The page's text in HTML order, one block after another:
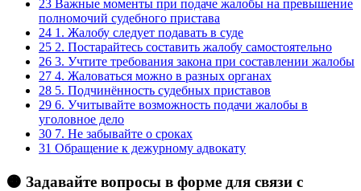
23 Важные моменты при подаче жалобы на превышение
полномочий судебного пристава
24 1. Жалобу следует подавать в суде
25 2. Постарайтесь составить жалобу самостоятельно
26 3. Учтите требования закона при составлении жалобы
27 4. Жаловаться можно в разных органах
28 5. Подчинённость судебных приставов
29 6. Учитывайте возможность подачи жалобы в
уголовное дело
30 7. Не забывайте о сроках
31 Обращение к дежурному адвокату
🟠 Задавайте вопросы в форме для связи с